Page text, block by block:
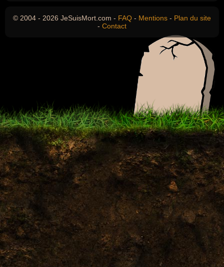
© 2004 - 2026 JeSuisMort.com - FAQ - Mentions - Plan du site
- Contact